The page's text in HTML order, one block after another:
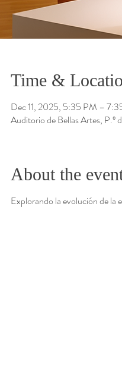
Time &
Dec 11, 2025, 5:35 PM –
Auditorio de Bellas Artes, P.º
About the
Explorando la evolución de la